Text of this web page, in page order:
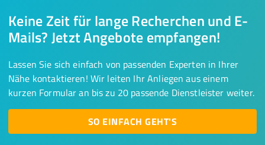
Keine Zeit für lange Recherchen und E-
Mails? Jetzt Angebote empfangen!
Lassen Sie sich einfach von passenden Experten in Ihrer
Nähe kontaktieren! Wir leiten Ihr Anliegen aus einem
kurzen Formular an bis zu 20 passende Dienstleister weiter.
SO EINFACH GEHT'S